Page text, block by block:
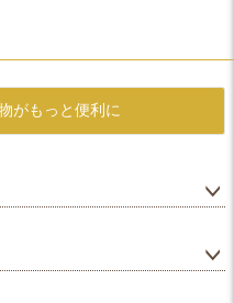
がもっと便利に